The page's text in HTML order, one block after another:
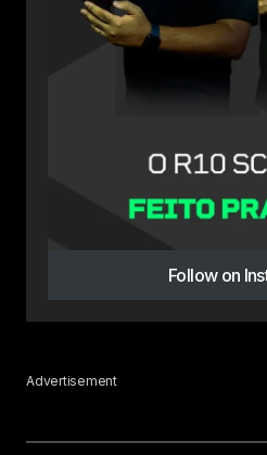
Follow on
Advertisement